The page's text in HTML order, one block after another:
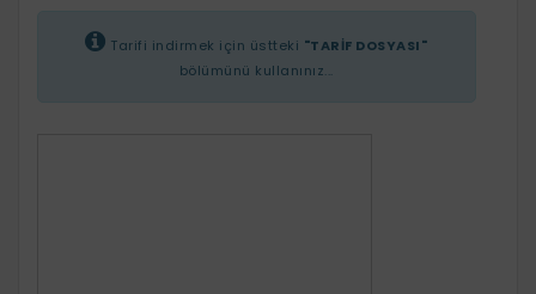
Tarifi indirmek için üstteki "TARİF DOSYASI"
bölümünü kullanınız...